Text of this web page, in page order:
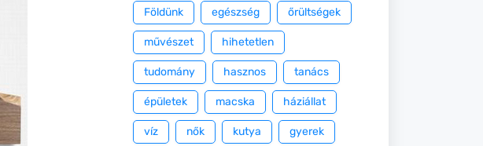
Földünk egészség őrültségek
művészet hihetetlen
tudomány hasznos tanács
épületek macska háziállat
víz nők kutya gyerek